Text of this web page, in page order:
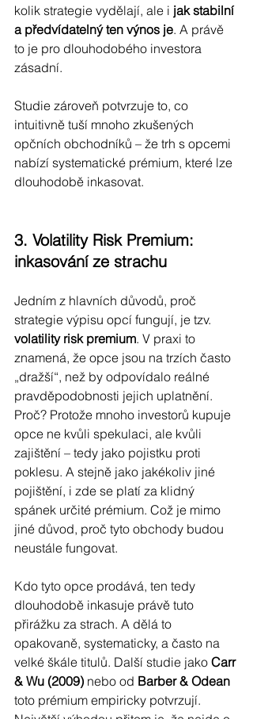
kolik strategie vydělají, ale i jak stabilní
a předvídatelný ten výnos je. A právě
to je pro dlouhodobého investora
zásadní.
Studie zároveň potvrzuje to, co
intuitivně tuší mnoho zkušených
opčních obchodníků – že trh s opcemi
nabízí systematické prémium, které lze
dlouhodobě inkasovat.
3. Volatility Risk Premium:
inkasování ze strachu
Jedním z hlavních důvodů, proč
strategie výpisu opcí fungují, je tzv.
volatility risk premium. V praxi to
znamená, že opce jsou na trzích často
„dražší“, než by odpovídalo reálné
pravděpodobnosti jejich uplatnění.
Proč? Protože mnoho investorů kupuje
opce ne kvůli spekulaci, ale kvůli
zajištění – tedy jako pojistku proti
poklesu. A stejně jako jakékoliv jiné
pojištění, i zde se platí za klidný
spánek určité prémium. Což je mimo
jiné důvod, proč tyto obchody budou
neustále fungovat.
Kdo tyto opce prodává, ten tedy
dlouhodobě inkasuje právě tuto
přirážku za strach. A dělá to
opakovaně, systematicky, a často na
velké škále titulů. Další studie jako Carr
& Wu (2009) nebo od Barber & Odean
toto prémium empiricky potvrzují.